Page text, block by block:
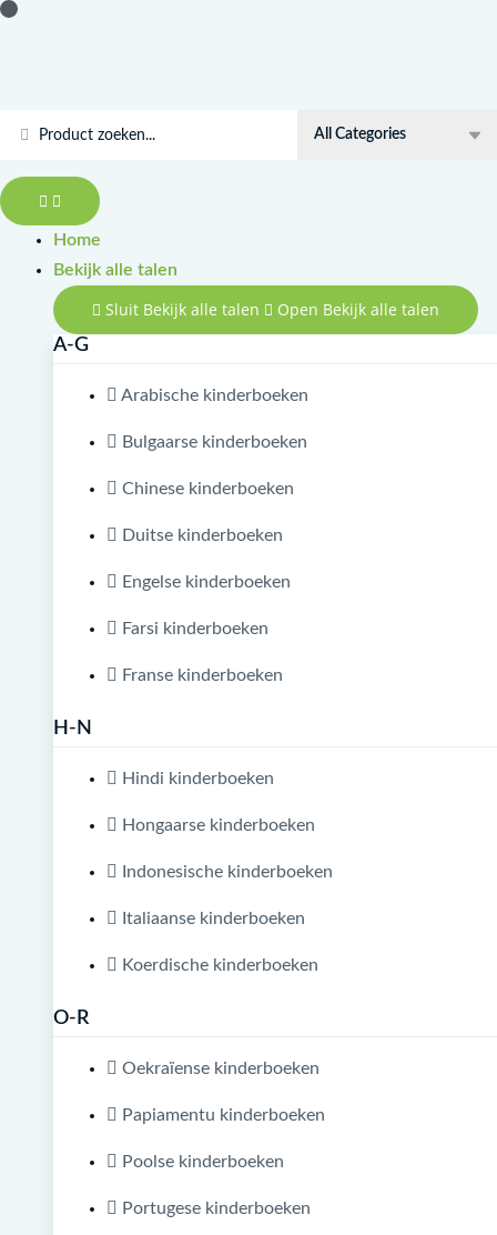
Doorgaan
Search
Home
Bekijk alle talen
Sluit Bekijk alle talen Open Bekijk alle talen
A-G
Arabische kinderboeken
Bulgaarse kinderboeken
Chinese kinderboeken
Duitse kinderboeken
Engelse kinderboeken
Farsi kinderboeken
Franse kinderboeken
H-N
Hindi kinderboeken
Hongaarse kinderboeken
Indonesische kinderboeken
Italiaanse kinderboeken
Koerdische kinderboeken
O-R
Oekraïense kinderboeken
Papiamentu kinderboeken
Poolse kinderboeken
Portugese kinderboeken
Aaa!
Sakin'in
Gürültülü